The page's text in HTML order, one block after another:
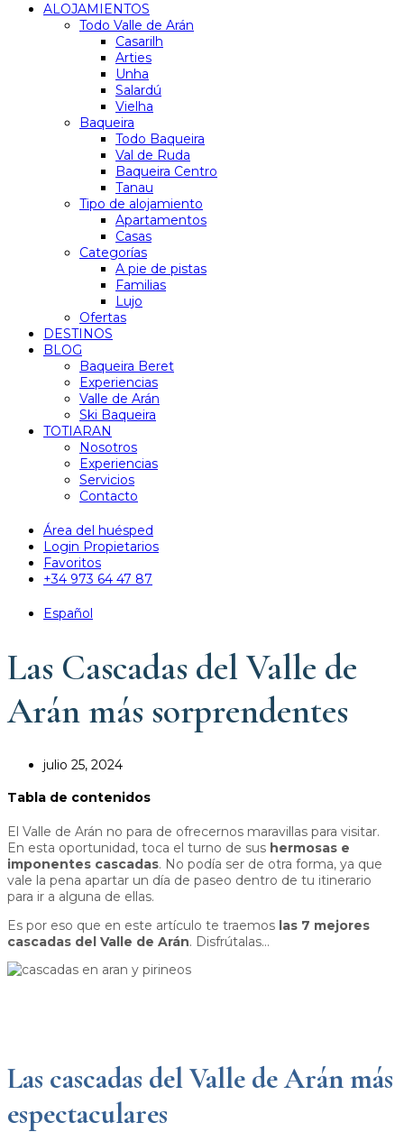
ALOJAMIENTOS
Todo Valle de Arán
Casarilh
Arties
Unha
Salardú
Vielha
Baqueira
Todo Baqueira
Val de Ruda
Baqueira Centro
Tanau
Tipo de alojamiento
Apartamentos
Casas
Categorías
A pie de pistas
Familias
Lujo
Ofertas
DESTINOS
BLOG
Baqueira Beret
Experiencias
Valle de Arán
Ski Baqueira
TOTIARAN
Nosotros
Experiencias
Servicios
Contacto
Área del huésped
Login Propietarios
Favoritos
+34 973 64 47 87
Español
Las Cascadas del Valle de
Arán más sorprendentes
julio 25, 2024
Tabla de contenidos
El Valle de Arán no para de ofrecernos maravillas para visitar.
En esta oportunidad, toca el turno de sus hermosas e
imponentes cascadas. No podía ser de otra forma, ya que
vale la pena apartar un día de paseo dentro de tu itinerario
para ir a alguna de ellas.
Es por eso que en este artículo te traemos las 7 mejores
cascadas del Valle de Arán. Disfrútalas…
Las cascadas del Valle de Arán más
espectaculares